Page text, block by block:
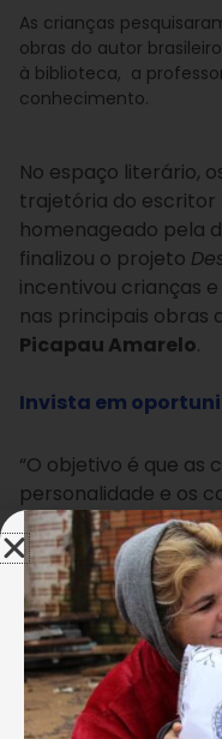
As crianças
obras do autor
à biblioteca, a
conhecimento.
No espaço literário,
trajetória do escritor
homenageado pela
finalizou o projeto
incentivou crianças
nas principais obras
Picapau Amarelo.
Invista em
“O objetivo é que as
personalidade e os
personagens
assim trabalhar a
diferenças entre as
valores como a
para que haja a boa
Perucci, educadora
projeto.